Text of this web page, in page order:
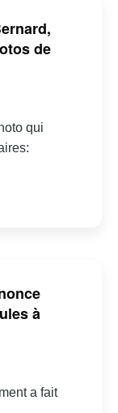
de
qui
à
a fait